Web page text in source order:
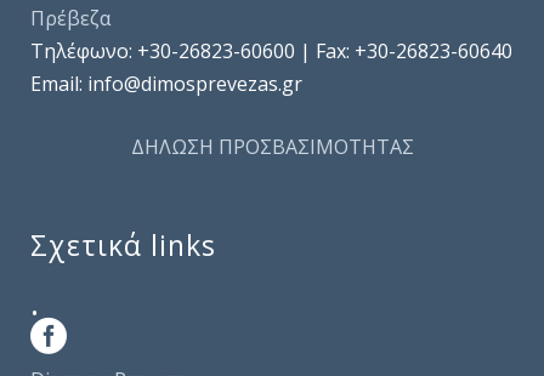
Πρέβεζα
Τηλέφωνo: +30-26823-60600 | Fax: +30-26823-60640
Email: info@dimosprevezas.gr
ΔΗΛΩΣΗ ΠΡΟΣΒΑΣΙΜΟΤΗΤΑΣ
Σχετικά links
.